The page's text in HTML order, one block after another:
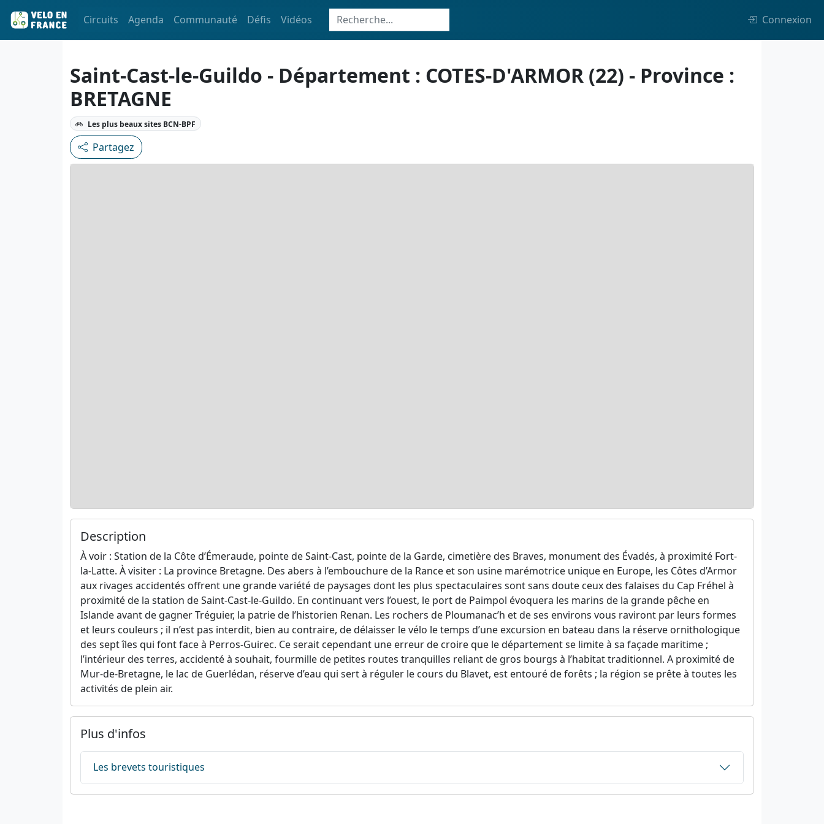
Circuits Agenda Communauté Défis Vidéos Connexion
Saint-Cast-le-Guildo - Département : COTES-D'ARMOR (22) - Province :
BRETAGNE
Les plus beaux sites BCN-BPF
Partagez
Description
À voir : Station de la Côte d’Émeraude, pointe de Saint-Cast, pointe de la Garde, cimetière des Braves, monument des Évadés, à proximité Fort-
la-Latte. À visiter : La province Bretagne. Des abers à l’embouchure de la Rance et son usine marémotrice unique en Europe, les Côtes d’Armor
aux rivages accidentés offrent une grande variété de paysages dont les plus spectaculaires sont sans doute ceux des falaises du Cap Fréhel à
proximité de la station de Saint-Cast-le-Guildo. En continuant vers l’ouest, le port de Paimpol évoquera les marins de la grande pêche en
Islande avant de gagner Tréguier, la patrie de l’historien Renan. Les rochers de Ploumanac’h et de ses environs vous raviront par leurs formes
et leurs couleurs ; il n’est pas interdit, bien au contraire, de délaisser le vélo le temps d’une excursion en bateau dans la réserve ornithologique
des sept îles qui font face à Perros-Guirec. Ce serait cependant une erreur de croire que le département se limite à sa façade maritime ;
l’intérieur des terres, accidenté à souhait, fourmille de petites routes tranquilles reliant de gros bourgs à l’habitat traditionnel. A proximité de
Mur-de-Bretagne, le lac de Guerlédan, réserve d’eau qui sert à réguler le cours du Blavet, est entouré de forêts ; la région se prête à toutes les
activités de plein air.
Plus d'infos
Les brevets touristiques